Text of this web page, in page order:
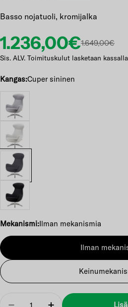
Basso nojatuoli, kromijalka
Etuhinta
1.236,00€
Normaalihinta
1.649,00€
Sis. ALV. Toimituskulut lasketaan kassalla
Kangas:Cuper sininen
Mekanismi:Ilman mekanismia
Ilman